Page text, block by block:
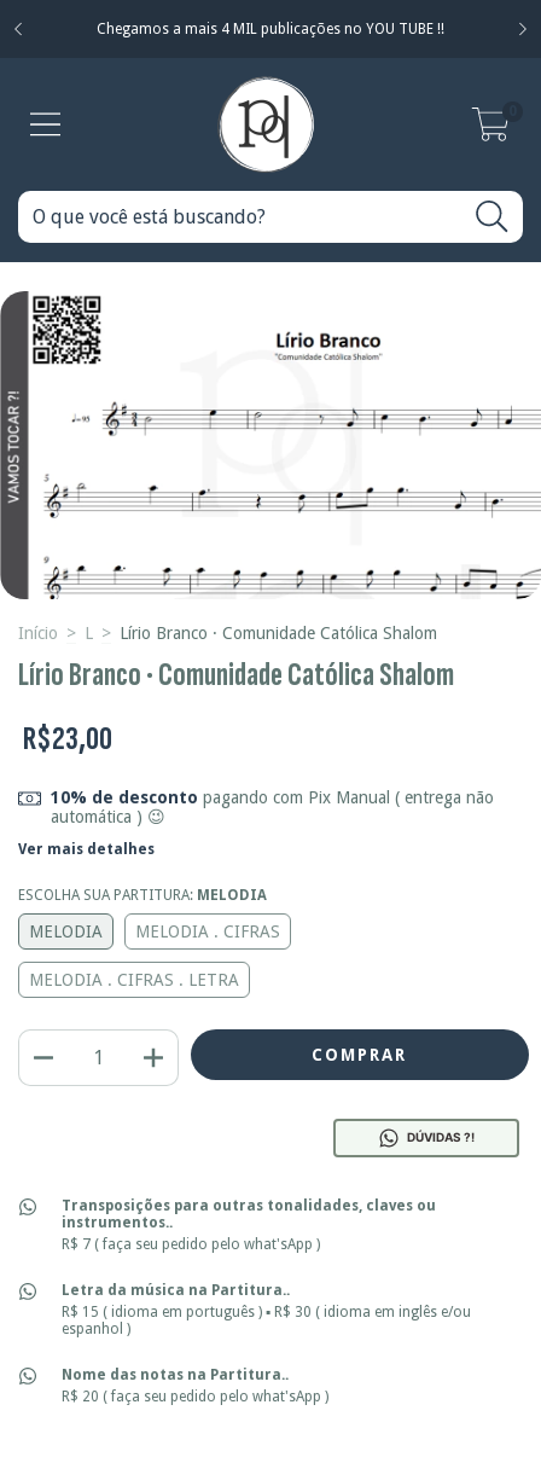
Chegamos a mais 4 MIL publicações no YOU TUBE !!
Início > L > Lírio Branco · Comunidade Católica Shalom
Lírio Branco · Comunidade Católica Shalom
R$23,00
10% de desconto pagando com Pix Manual ( entrega não
automática ) 😉
Ver mais detalhes
ESCOLHA SUA PARTITURA: MELODIA
MELODIA MELODIA . CIFRAS
MELODIA . CIFRAS . LETRA
DÚVIDAS ?!
Transposições para outras tonalidades, claves ou
instrumentos..
R$ 7 ( faça seu pedido pelo what'sApp )
Letra da música na Partitura..
R$ 15 ( idioma em português ) ▪ R$ 30 ( idioma em inglês e/ou
espanhol )
Nome das notas na Partitura..
R$ 20 ( faça seu pedido pelo what'sApp )